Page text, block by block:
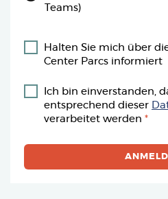
Teams)
Halten Sie mich über
Center Parcs informiert
Ich bin einverstanden,
entsprechend dieser
verarbeitet werden